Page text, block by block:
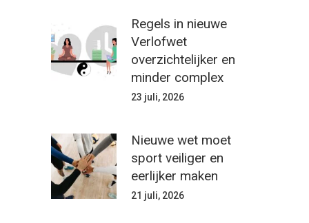
Regels in nieuwe
Verlofwet
overzichtelijker en
minder complex
23 juli, 2026
Nieuwe wet moet
sport veiliger en
eerlijker maken
21 juli, 2026